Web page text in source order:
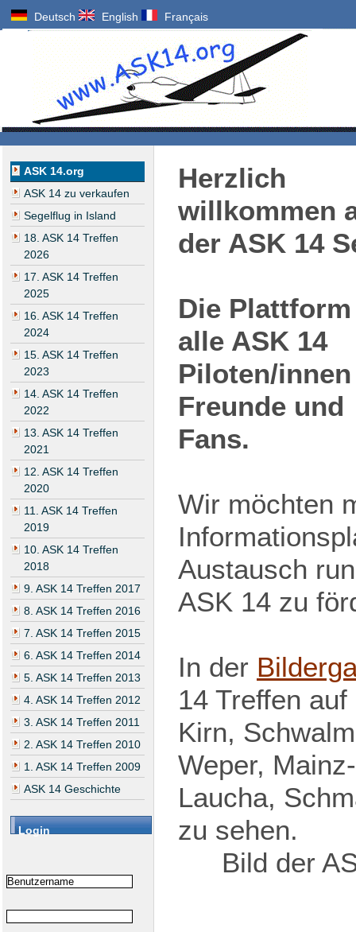
Deutsch English Français
ASK 14.org
ASK 14 zu verkaufen
Segelflug in Island
18. ASK 14 Treffen
2026
17. ASK 14 Treffen
2025
16. ASK 14 Treffen
2024
15. ASK 14 Treffen
2023
14. ASK 14 Treffen
2022
13. ASK 14 Treffen
2021
12. ASK 14 Treffen
2020
11. ASK 14 Treffen
2019
10. ASK 14 Treffen
2018
9. ASK 14 Treffen 2017
8. ASK 14 Treffen 2016
7. ASK 14 Treffen 2015
6. ASK 14 Treffen 2014
5. ASK 14 Treffen 2013
4. ASK 14 Treffen 2012
3. ASK 14 Treffen 2011
2. ASK 14 Treffen 2010
1. ASK 14 Treffen 2009
ASK 14 Geschichte
Login
Herzlich
willkommen
der ASK 14
Die
alle ASK 14
Piloten/innen
Freunde und
Fans.
Wir möchten
Austausch
ASK 14 zu
In der
14 Treffen
Kirn,
Weper,
Laucha,
zu sehen.
Bild der